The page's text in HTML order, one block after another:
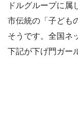
ドルグループに属
市伝統の「子ども
そうです。全国ネ
下記が下げ門ガー